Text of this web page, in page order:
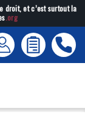
droit, et c’est surtout la
.org